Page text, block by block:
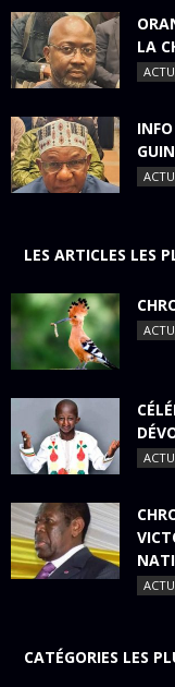
LA
LES ARTICLES LES
CATÉGORIES LES